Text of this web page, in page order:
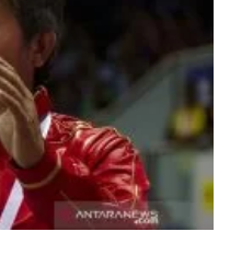
agar hemat tenaga di